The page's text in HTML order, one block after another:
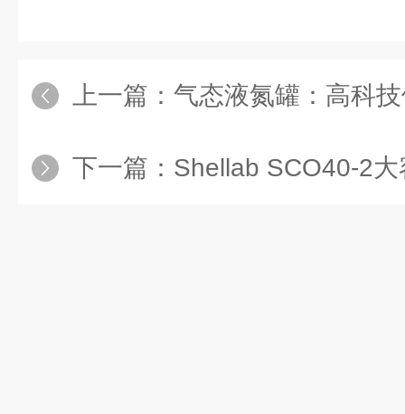
上一篇： 气态液氮罐：高科
下一篇： Shellab SCO40-2大容量二氧化碳培